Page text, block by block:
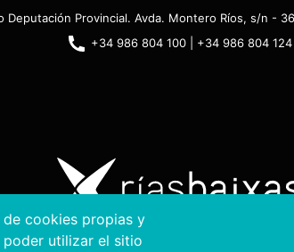
cookies propias y
poder utilizar el sitio
Deputación Provincial. Avda. Montero Ríos, s/n -
+34 986 804 100 | +34 986 804 124